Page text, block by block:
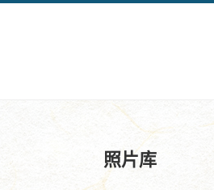
照片库